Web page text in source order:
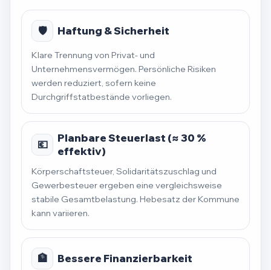
🛡️ Haftung & Sicherheit
Klare Trennung von Privat- und
Unternehmensvermögen. Persönliche Risiken
werden reduziert, sofern keine
Durchgriffstatbestände vorliegen.
💶
Planbare Steuerlast (≈ 30 %
effektiv)
Körperschaftsteuer, Solidaritätszuschlag und
Gewerbesteuer ergeben eine vergleichsweise
stabile Gesamtbelastung. Hebesatz der Kommune
kann variieren.
🏦 Bessere Finanzierbarkeit